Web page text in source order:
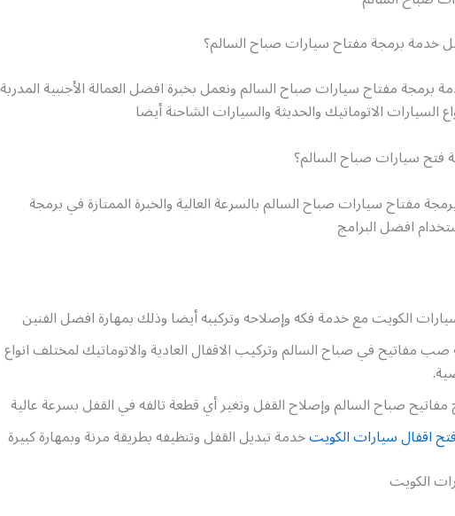
برمجة مفتاح سيارات صباح السالم؟
برمجة مفتاح سيارات صباح السالم ونعمل بخبرة افضل العمالة الأجنبية المدربة
السيارات الاتوماتيك والحديثة والسيارات الشاحنة أيضا
سيارات صباح السالم؟
مفتاح سيارات صباح السالم بالسرعة العالية والخبرة الممتازة في برمجة
افضل البرامج
الكويت مع خدمة فكه وإصلاحه وتركيبه أيضا وذلك بمهارة افضل الفنين
مفاتيح في صباح السالم وتركيب الاقفال العادية والاتوماتيك لمختلف انواع
صباح السالم وإصلاح القفل وتغير أي قطعة تالفه في القفل بسرعة عالية
فتح اقفال سيارات الكويتخدمة تبديل القفل وتنظيفه بطريقة مرنة وبمهارة كبيرة
الكويت